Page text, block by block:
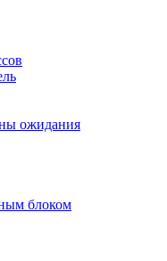
ожидания
блоком